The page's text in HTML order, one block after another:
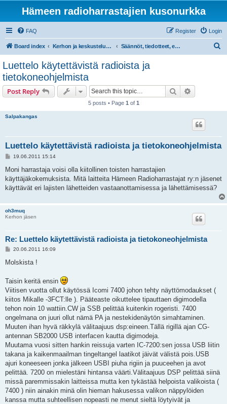
Hämeen radioharrastajien kusonurkka
FAQ Login
Register
Board index Kerhon ja keskustelupalstan tiedotteet Säännöt, tiedotteet, ehdotukset
Luettelo käytettävistä radioista ja
tietokoneohjelmista
Post Reply Search
5 posts • Page 1 of 1
Salpakangas
Luettelo käytettävistä radioista ja tietokoneohjelmista
P
s
19.06.2011 15:14
Moni harrastaja voisi olla kiitollinen toisten harrastajien
käyttäjäkokemuksista. Mitä laitteita Hämeen Radioharrastajat ry:n jäsenet
käyttävät eri lajisten lähetteiden vastaanottamisessa ja lähettämisessä?
oh3muq
Kerhon jäsen
Re: Luettelo käytettävistä radioista ja tietokoneohjelmista
P
s
20.06.2011 16:09
Molskista !
Taisin keritä ensin
Viitisen vuotta ollut käytössä Icomi 7400 johon tehty näyttömodaukset (
kiitos Mikalle -3FCT:lle ). Pääteaste oikuttelee tipauttaen digimodella
tehon noin 10 wattiin.CW ja SSB pelittää kuitenkin rogeristi. 7400
ongelmana on juuri ollut nämä PA ja nestekidenäytön simahtaminen.
Muuten ihan hyvä räkkylä välitaajuus dsp:eineen.Tällä rigillä ajan CG-
antennan SB2000 USB interfacen kautta digimodeja.
Muutama vuosi sitten hankin reissuja varten IC-7200:sen jossa USB liitin
takana ja kaikenmaailman tingeltangel laatikot jäivät välistä pois.USB
ajuri koneeseen jonka jälkeen USBI piuha rigiin ja puuceehen ja avot
pelittää. 7200 on mielestäni hintansa väärti.Välitaajuus DSP pelittää siinä
missä paremmissakin laitteissa mutta ken tykästää helpoista valikoista (
7400 ) niin ainakin minä olin hieman hakusessa valikon näppylöiden
kanssa mutta suhteellisen nopeasti ne menut sieltä löytyivät ja